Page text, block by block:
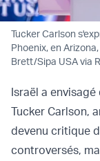
Tucker Carlson
Phoenix, en
Brett/Sipa USA via
Israël a
Tucker Carlson,
devenu critique
controversés,